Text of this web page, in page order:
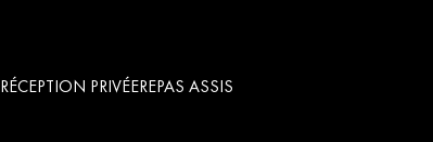
RÉCEPTION PRIVÉEREPAS ASSIS